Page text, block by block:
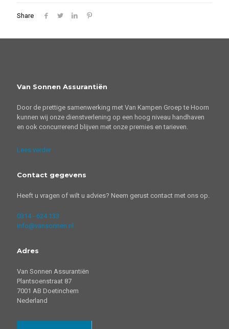
Share
Van Sonnen Assurantiën
Door de prettige samenwerking met Van Kampen Groep te Hoorn
kunnen wij onze dienstverlening op een hoog niveau handhaven
en ook concurrerend blijven met onze premies en tarieven.
Lees verder
Contact gegevens
Heeft u vragen of wilt u advies? Neem gerust contact met ons op.
0314 - 624 133
info@vansonnen.nl
Adres
Van Sonnen Assurantiën
Plantsoenstraat 87
7001 AB Doetinchem
Nederland